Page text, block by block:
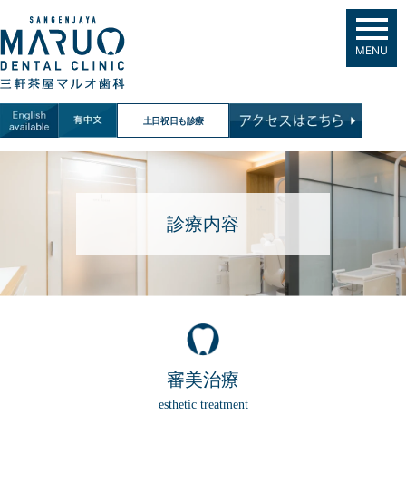
MENU
土日祝日も診療
診療内容
審美治療